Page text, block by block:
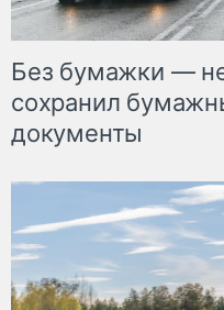
Без бумажки —
сохранил
документы